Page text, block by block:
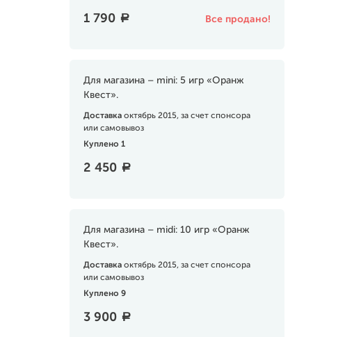
1 790 a Все продано!
Для магазина – mini: 5 игр «Оранж
Квест».
Доставка октябрь 2015, за счет спонсора
или самовывоз
Куплено 1
2 450 a
Для магазина – midi: 10 игр «Оранж
Квест».
Доставка октябрь 2015, за счет спонсора
или самовывоз
Куплено 9
3 900 a